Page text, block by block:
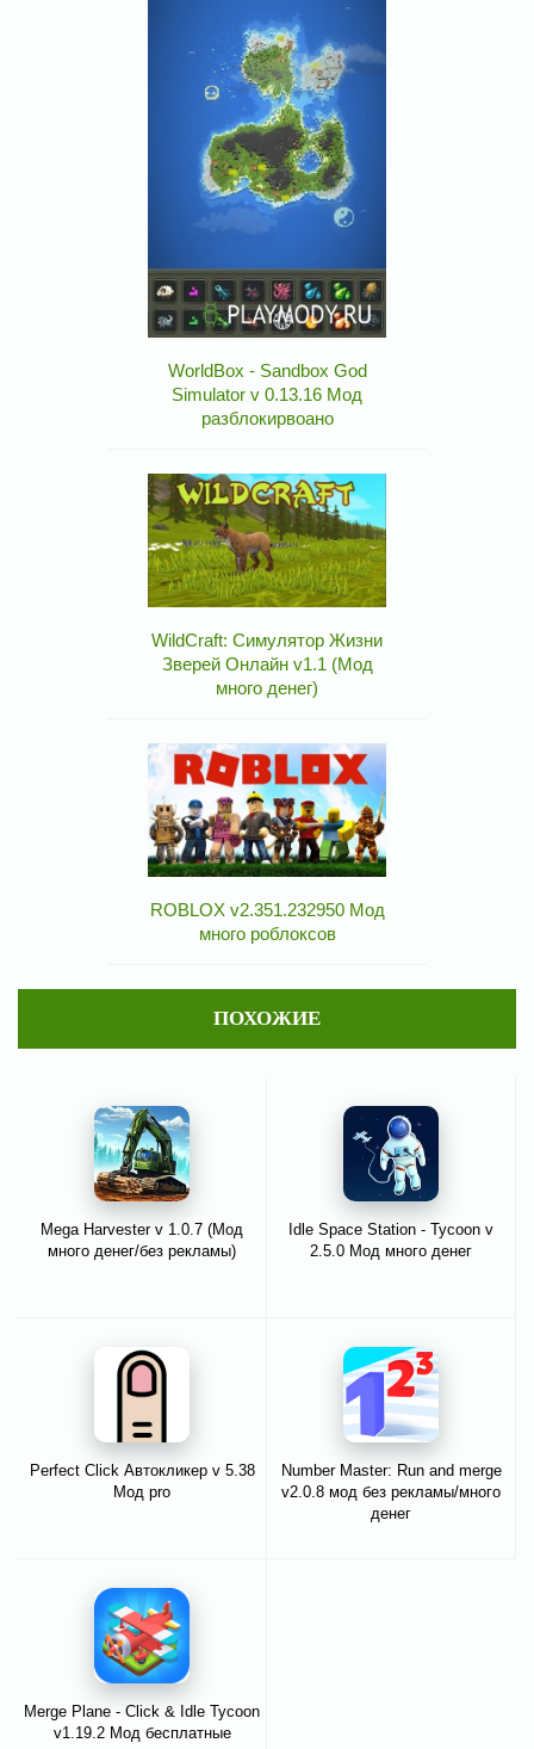
WorldBox - Sandbox God
Simulator v 0.13.16 Мод
разблокирвоано
WildCraft: Симулятор Жизни
Зверей Онлайн v1.1 (Мод
много денег)
ROBLOX v2.351.232950 Мод
много роблоксов
ПОХОЖИЕ
Mega Harvester v 1.0.7 (Мод
много денег/без рекламы)
Idle Space Station - Tycoon v
2.5.0 Мод много денег
Perfect Click Автокликер v 5.38
Мод pro
Number Master: Run and merge
v2.0.8 мод без рекламы/много
денег
Merge Plane - Click & Idle Tycoon
v1.19.2 Мод бесплатные